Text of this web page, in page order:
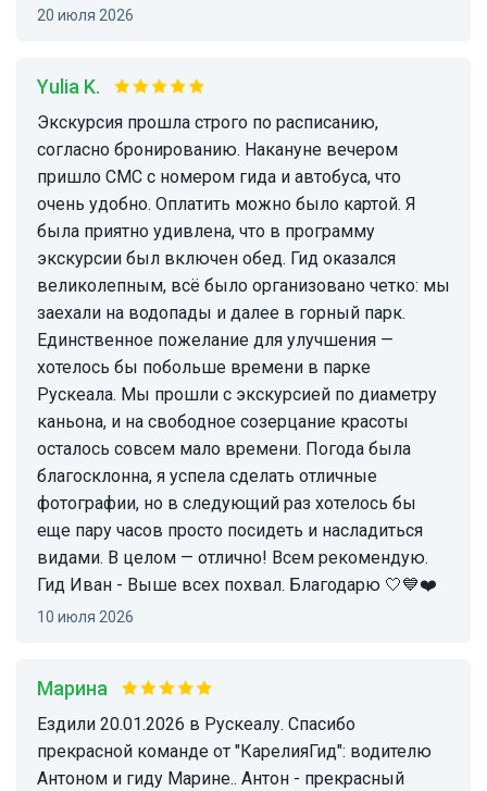
20 июля 2026
Yulia K.
Экскурсия прошла строго по расписанию,
согласно бронированию. Накануне вечером
пришло СМС с номером гида и автобуса, что
очень удобно. Оплатить можно было картой. Я
была приятно удивлена, что в программу
экскурсии был включен обед. Гид оказался
великолепным, всё было организовано четко: мы
заехали на водопады и далее в горный парк.
Единственное пожелание для улучшения —
хотелось бы побольше времени в парке
Рускеала. Мы прошли с экскурсией по диаметру
каньона, и на свободное созерцание красоты
осталось совсем мало времени. Погода была
благосклонна, я успела сделать отличные
фотографии, но в следующий раз хотелось бы
еще пару часов просто посидеть и насладиться
видами. В целом — отлично! Всем рекомендую.
Гид Иван - Выше всех похвал. Благодарю 🤍💙❤️
10 июля 2026
Марина
Ездили 20.01.2026 в Рускеалу. Спасибо
прекрасной команде от "КарелияГид": водителю
Антоном и гиду Марине.. Антон - прекрасный